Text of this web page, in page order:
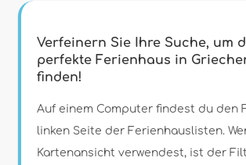
Personen
Verfeinern Sie Ihre Suche, um
perfekte Ferienhaus in
finden!
Auf einem Computer findest du den
linken Seite der Ferienhauslisten.
Kartenansicht verwendest, ist der